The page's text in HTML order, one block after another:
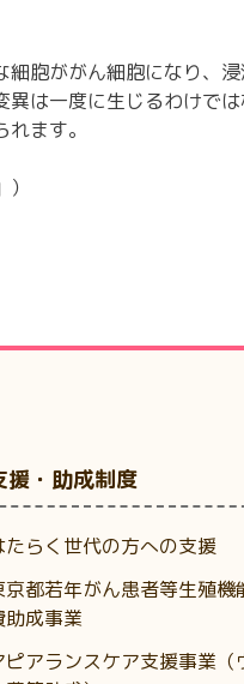
胞ががん細胞になり、
は一度に生じるわけで
ます。
」）
援・助成制度
たらく世代の方への支援
京都若年がん患者等生殖機
助成事業
ピアランスケア支援事業（